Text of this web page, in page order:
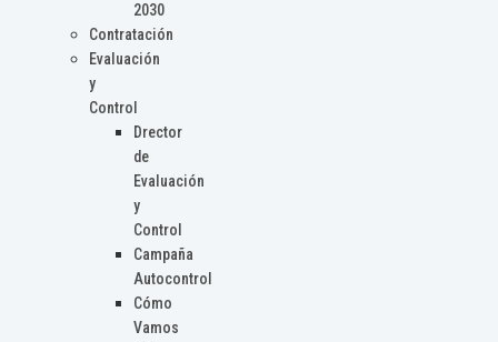
2030
Contratación
Evaluación
y
Control
Drector
de
Evaluación
y
Control
Campaña
Autocontrol
Cómo
Vamos